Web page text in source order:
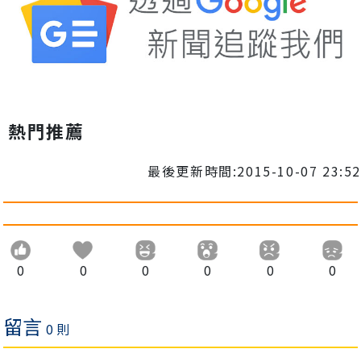
熱門推薦
最後更新時間:2015-10-07 23:52
0 0 0 0 0 0